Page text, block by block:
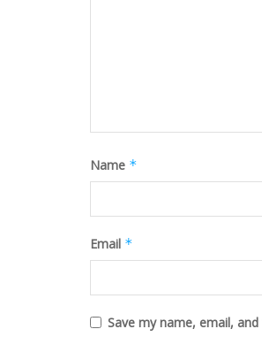
Name *
Email *
Save my name, email,